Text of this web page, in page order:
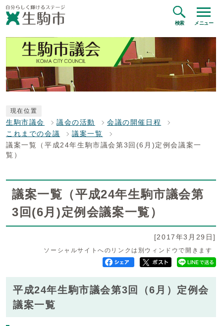
検索 メニュー
現在位置
生駒市議会 議会の活動
会議の開催日程
これまでの会議
議案一覧
議案一覧（平成24年生駒市議会第3回(6月)定例会議案一
覧）
議案一覧（平成24年生駒市議会第
3回(6月)定例会議案一覧）
[2017年3月29日]
ソーシャルサイトへのリンクは別ウィンドウで開きます
平成24年生駒市議会第3回（6月）定例会
議案一覧